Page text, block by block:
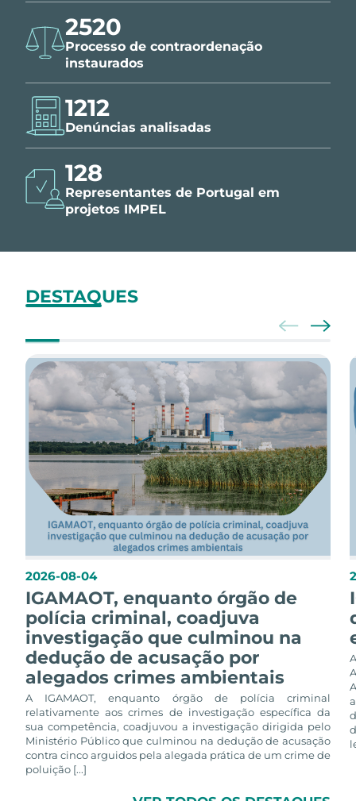
2520
Processo de contraordenação
instaurados
1426
Denúncias analisadas
150
Representantes de Portugal em
projetos IMPEL
DESTAQUES
2026-08-04
IGAMAOT, enquanto órgão de
polícia criminal, coadjuva
investigação que culminou na
dedução de acusação por
alegados crimes ambientais
A IGAMAOT, enquanto órgão de polícia criminal
relativamente aos crimes de investigação específica da
sua competência, coadjuvou a investigação dirigida pelo
Ministério Público que culminou na dedução de acusação
contra cinco arguidos pela alegada prática de um crime de
poluição [...]